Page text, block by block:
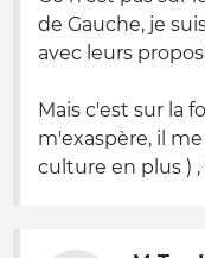
de Gauche, je
avec leurs
Mais c'est sur la
m'exaspère, il
culture en plus ) ,